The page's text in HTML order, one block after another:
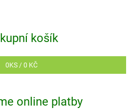
košík
0KS /0 KČ
online platby